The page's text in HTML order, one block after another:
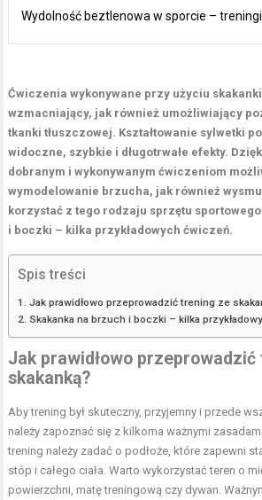
Wydolność beztlenowa w sporcie –
Ćwiczenia wykonywane przy użyciu
wzmacniający, jak również umożliwiający
tkanki tłuszczowej. Kształtowanie sylwetki
widoczne, szybkie i długotrwałe efekty.
dobranym i wykonywanym ćwiczeniom
wymodelowanie brzucha, jak również
korzystać z tego rodzaju sprzętu
i boczki – kilka przykładowych ćwiczeń.
Spis treści
Jak prawidłowo przeprowadzić trening ze
Skakanka na brzuch i boczki – kilka
Jak prawidłowo
skakanką?
Aby trening był skuteczny, przyjemny i przede
należy zapoznać się z kilkoma ważnymi
trening należy zadać o podłoże, które zapewni
stóp i całego ciała. Warto wykorzystać teren o
powierzchni, matę treningową czy dywan.